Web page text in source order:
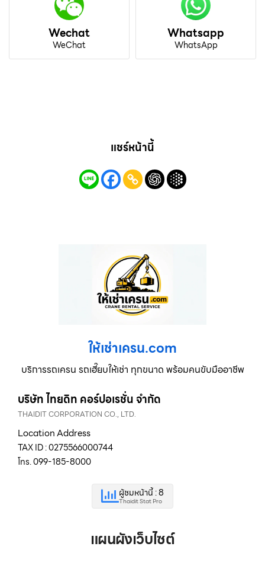
Wechat
WeChat
Whatsapp
WhatsApp
แชร์หน้านี้
ให้เช่าเครน.com
บริการรถเครน รถเฮี๊ยบให้เช่า ทุกขนาด พร้อมคนขับมืออาชีพ
บริษัท ไทยดิท คอร์ปอเรชั่น จำกัด
THAIDIT CORPORATION CO., LTD.
Location Address
TAX ID : 0275566000744
โทร. 099-185-8000
ผู้ชมหน้านี้ : 8
Thaidit Stat Pro
แผนผังเว็บไซต์